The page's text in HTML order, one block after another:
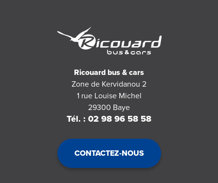
Ricouard bus & cars
Zone de Kervidanou 2
1 rue Louise Michel
29300 Baye
Tél. : 02 98 96 58 58
CONTACTEZ-NOUS